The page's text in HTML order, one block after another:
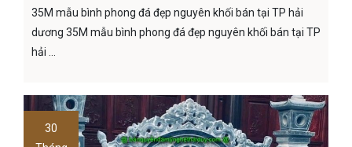
35M mẫu bình phong đá đẹp nguyên khối bán tại TP hải
dương 35M mẫu bình phong đá đẹp nguyên khối bán tại TP
hải ...
30